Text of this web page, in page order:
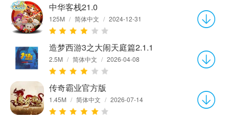
中华客栈21.0
125M / 简体中文 / 2024-12-31
造梦西游3之大闹天庭篇2.1.1
2.5M / 简体中文 / 2026-04-08
传奇霸业官方版
1.45M / 简体中文 / 2026-07-14